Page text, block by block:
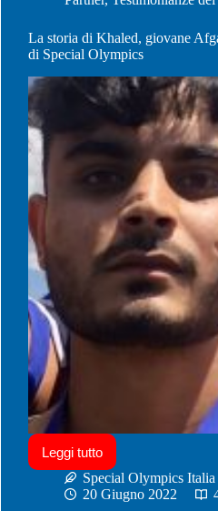
La storia di Khaled, giovane
di Special Olympics
Leggi tutto
Special Olympics Italia
20 Giugno 2022